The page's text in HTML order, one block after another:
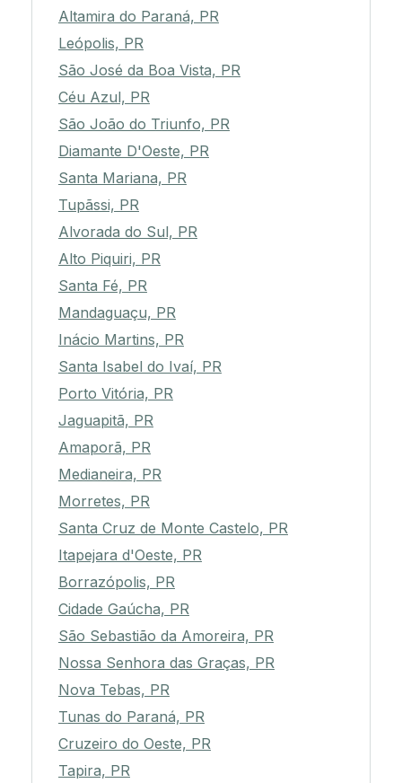
Altamira do Paraná, PR
Leópolis, PR
São José da Boa Vista, PR
Céu Azul, PR
São João do Triunfo, PR
Diamante D'Oeste, PR
Santa Mariana, PR
Tupãssi, PR
Alvorada do Sul, PR
Alto Piquiri, PR
Santa Fé, PR
Mandaguaçu, PR
Inácio Martins, PR
Santa Isabel do Ivaí, PR
Porto Vitória, PR
Jaguapitã, PR
Amaporã, PR
Medianeira, PR
Morretes, PR
Santa Cruz de Monte Castelo, PR
Itapejara d'Oeste, PR
Borrazópolis, PR
Cidade Gaúcha, PR
São Sebastião da Amoreira, PR
Nossa Senhora das Graças, PR
Nova Tebas, PR
Tunas do Paraná, PR
Cruzeiro do Oeste, PR
Tapira, PR